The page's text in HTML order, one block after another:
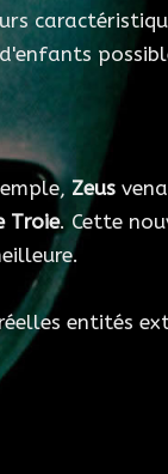
Zeus
Troie. Cette
entités